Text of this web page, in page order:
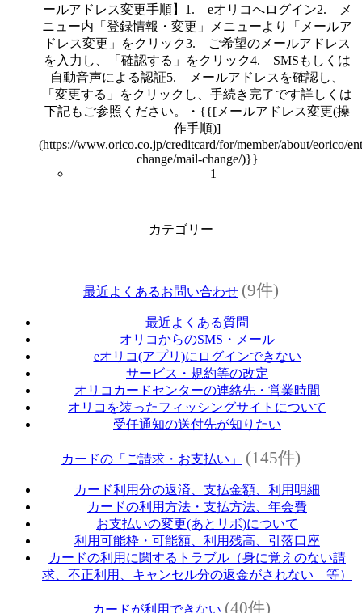
ールアドレス変更手順】1. eオリコへログイン2. メ
ニュー内「登録情報・変更」メニューより「メールア
ドレス変更」をクリック3. ご希望のメールアドレス
を入力し、「確認する」をクリック4. SMSもしくは
自動音声による認証5. メールアドレスを確認し、
「変更する」をクリックし、手続き完了です詳しくは
下記もご参照ください。・{{[メールアドレス変更(操
作手順)]
(https://www.orico.co.jp/creditcard/for/member/about/eorico/
change/mail-change/)}}
1
カテゴリー
最近よくあるお問い合わせ (9件)
最近よくある質問
オリコからのSMS・メール
eオリコ(アプリ)にログインできない
サービス・規約等の改定
オリコカードセンターの連絡先・営業時間
オリコを装ったフィッシングサイトについて
受任通知の送付先が知りたい
カードの「ご請求・お支払い」 (145件)
カード利用分の返済、支払金額、利用明細
カードの利用方法・支払方法、年会費
お支払いの変更(あとリボ)について
利用可能枠・可能額、利用残高、引落口座
カードの利用に関するトラブル（身に覚えのない請
求、不正利用、キャンセル分の返金がされない 等）
カードが利用できない (40件)